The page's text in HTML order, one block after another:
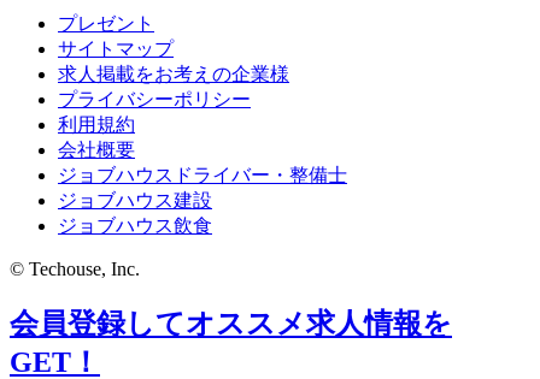
プレゼント
サイトマップ
求人掲載をお考えの企業様
プライバシーポリシー
利用規約
会社概要
ジョブハウスドライバー・整備士
ジョブハウス建設
ジョブハウス飲食
© Techouse, Inc.
会員登録してオススメ求人情報を
GET！